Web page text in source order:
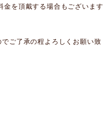
を頂戴する場合もございます
ご了承の程よろしくお願い致